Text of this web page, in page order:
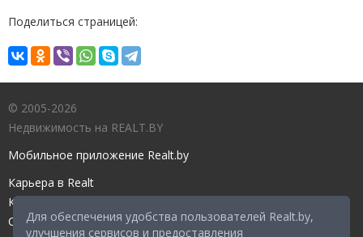
Для обеспечения удобства пользователей Realt.by,
улучшения сервисов и предоставления
Поделиться страницей:
© 2005-2026
Недвижимость на REALT.BY
Мобильное приложение Realt.by
Карьера в Realt
Контакты редакции
Справочный центр